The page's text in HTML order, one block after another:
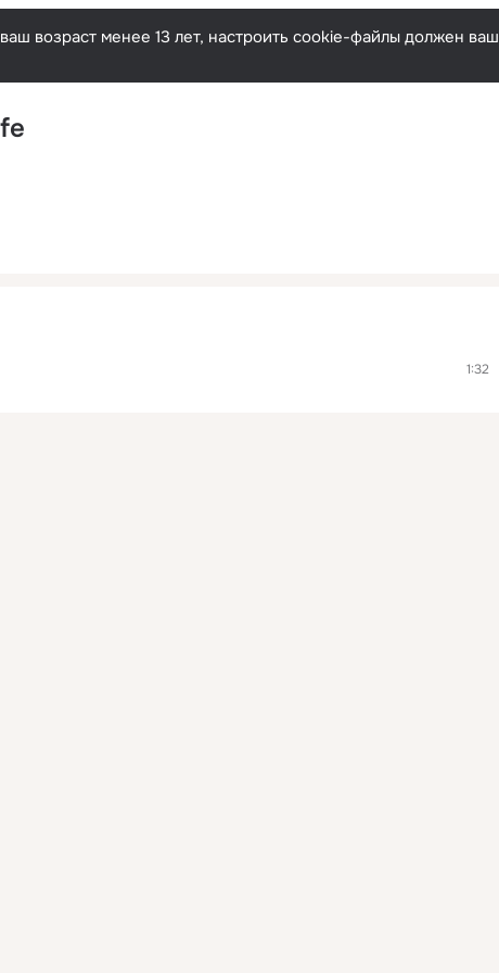
возраст менее 13 лет, настроить cookie-файлы должен ваш
1:32